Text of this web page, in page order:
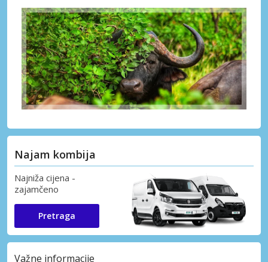
Najam kombija
Najniža cijena -
zajamčeno
Pretraga
Važne informacije